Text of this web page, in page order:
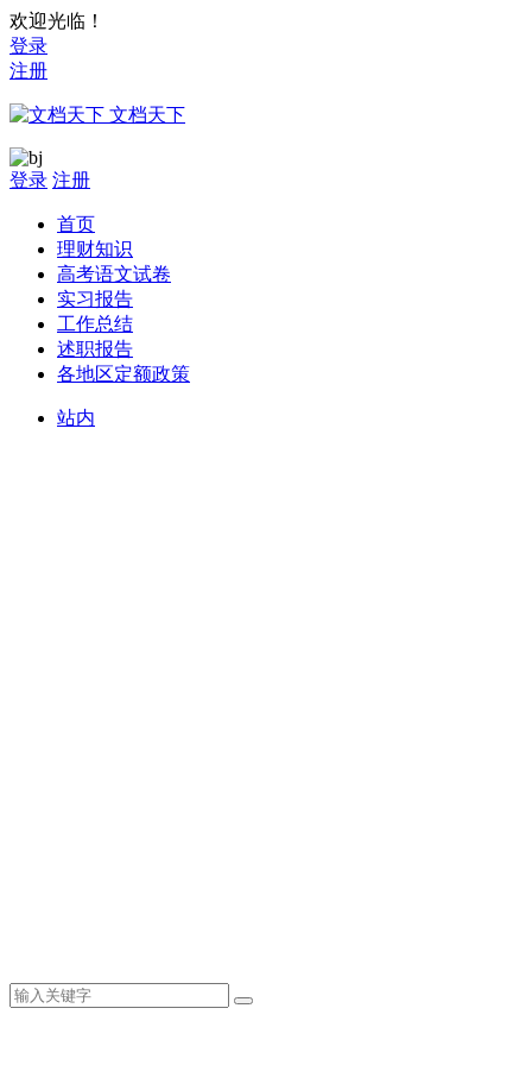
欢迎光临！
登录
注册
文档天下
登录 注册
首页
理财知识
高考语文试卷
实习报告
工作总结
述职报告
各地区定额政策
站内